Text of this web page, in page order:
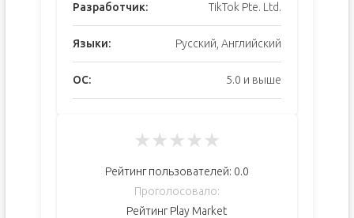
Разработчик: TikTok Pte. Ltd.
Языки: Русский, Английский
ОС: 5.0 и выше
★★★★★
Рейтинг пользователей: 0.0
Проголосовало:
Рейтинг Play Market